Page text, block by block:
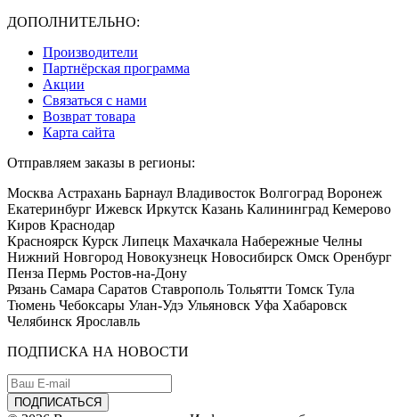
ДОПОЛНИТЕЛЬНО:
Производители
Партнёрская программа
Акции
Связаться с нами
Возврат товара
Карта сайта
Отправляем заказы в регионы:
Москва Астрахань Барнаул Владивосток Волгоград Воронеж
Екатеринбург Ижевск Иркутск Казань Калининград Кемерово
Киров Краснодар
Красноярск Курск Липецк Махачкала Набережные Челны
Нижний Новгород Новокузнецк Новосибирск Омск Оренбург
Пенза Пермь Ростов-на-Дону
Рязань Самара Саратов Ставрополь Тольятти Томск Тула
Тюмень Чебоксары Улан-Удэ Ульяновск Уфа Хабаровск
Челябинск Ярославль
ПОДПИСКА НА НОВОСТИ